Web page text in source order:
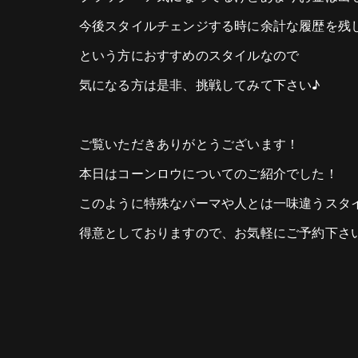
今後スタイルチェンジする時に余計な履歴を残
という方におすすめのスタイルなので
気になる方は是非、挑戦してみて下さい♪
ご覧いただきありがとうございます！
本日はコーンロウについてのご紹介でした！
このように特殊なパーマや人とは一味違うスタ
得意としておりますので、お気軽にご予約下さ